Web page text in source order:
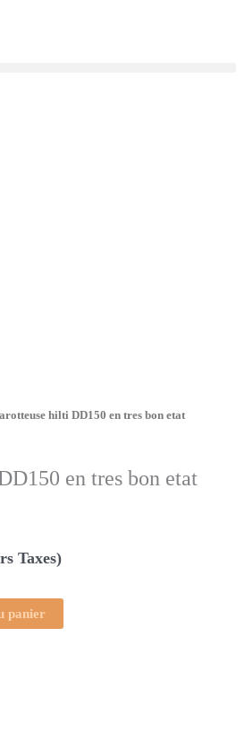
hilti DD150 en tres bon etat
en tres bon etat
Taxes)
panier